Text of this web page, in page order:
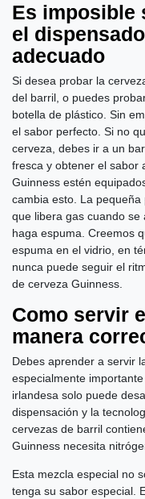
Es imposible
el
adecuado
Si desea probar la
del barril, o puedes
botella de plástico. Sin
el sabor perfecto. Si no
cerveza, debes ir a un
fresca y obtener el sabor
Guinness estén
cambia esto. La
que libera gas cuando
haga espuma. Creemos
espuma en el vidrio, en
nunca puede seguir el
de cerveza Guinness.
Como servir
manera
Debes aprender a servir
especialmente
irlandesa solo puede
dispensación y la
cervezas de barril
Guinness necesita
Esta mezcla especial no
tenga su sabor especial.